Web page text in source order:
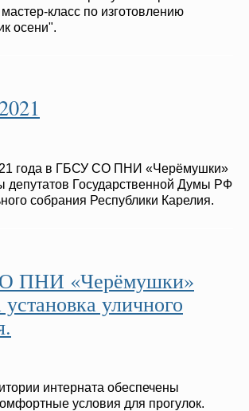
класс по изготовлению
осени".
года в ГБСУ СО ПНИ «Черёмушки»
Государственной Думы РФ
собрания Республики Карелия.
ПНИ «Черёмушки»
уличного
интерната обеспечены
условия для прогулок.